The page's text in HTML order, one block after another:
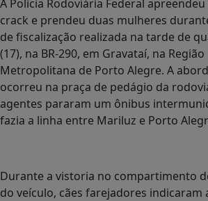
A Polícia Rodoviária Federal
crack e prendeu duas mulheres
de fiscalização realizada na tarde de
(17), na BR-290, em Gravataí, na Região
Metropolitana de Porto Alegre. A
ocorreu na praça de pedágio da
agentes pararam um ônibus
fazia a linha entre Mariluz e Porto
Durante a vistoria no compartimento
do veículo, cães farejadores indicaram